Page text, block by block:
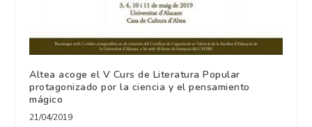
Altea acoge el V Curs de Literatura Popular
protagonizado por la ciencia y el pensamiento
mágico
21/04/2019